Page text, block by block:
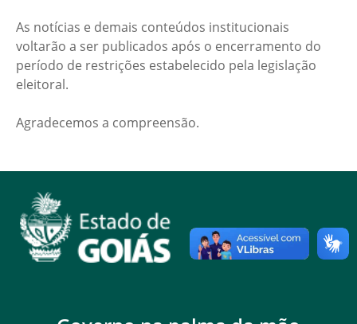
As notícias e demais conteúdos institucionais
voltarão a ser publicados após o encerramento do
período de restrições estabelecido pela legislação
eleitoral.
Agradecemos a compreensão.